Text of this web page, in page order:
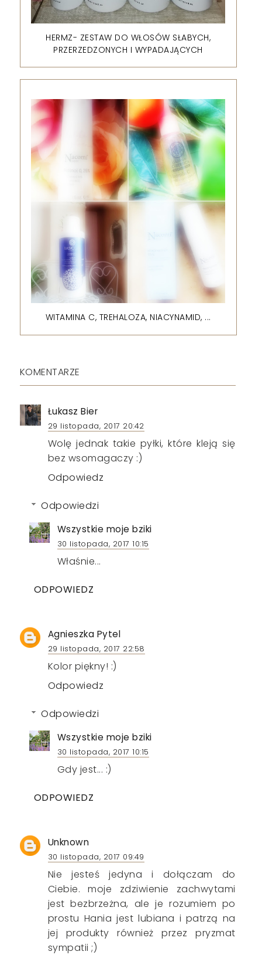
HERMZ- ZESTAW DO WŁOSÓW SŁABYCH,
PRZERZEDZONYCH I WYPADAJĄCYCH
WITAMINA C, TREHALOZA, NIACYNAMID, ...
KOMENTARZE
Łukasz Bier
29 listopada, 2017 20:42
Wolę jednak takie pyłki, które kleją się
bez wsomagaczy :)
Odpowiedz
Odpowiedzi
Wszystkie moje bziki
30 listopada, 2017 10:15
Właśnie...
ODPOWIEDZ
Agnieszka Pytel
29 listopada, 2017 22:58
Kolor piękny! :)
Odpowiedz
Odpowiedzi
Wszystkie moje bziki
30 listopada, 2017 10:15
Gdy jest... :)
ODPOWIEDZ
Unknown
30 listopada, 2017 09:49
Nie jesteś jedyna i dołączam do
Ciebie. moje zdziwienie zachwytami
jest bezbrzeżna, ale je rozumiem po
prostu Hania jest lubiana i patrzą na
jej produkty również przez pryzmat
sympatii ;)